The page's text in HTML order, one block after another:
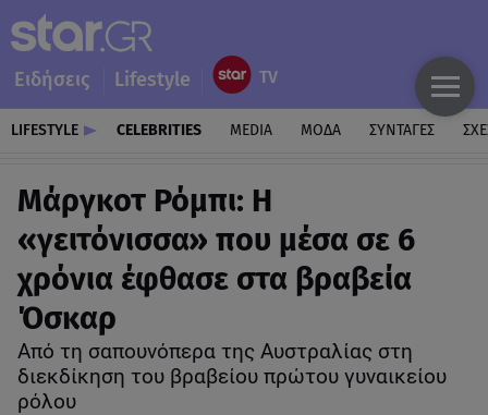
Ειδήσεις Lifestyle
LIFESTYLE CELEBRITIES MEDIA ΜΟΔΑ ΣΥΝΤΑΓΕΣ
Μάργκοτ Ρόμπι: Η
«γειτόνισσα» που μέσα σε 6
χρόνια έφθασε στα βραβεία
Όσκαρ
Από τη σαπουνόπερα της Αυστραλίας στη
διεκδίκηση του βραβείου πρώτου γυναικείου
ρόλου